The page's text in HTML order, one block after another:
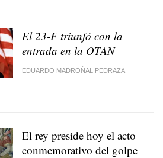
El 23-F triunfó con la
entrada en la OTAN
EDUARDO MADROÑAL PEDRAZA
El rey preside hoy el acto
conmemorativo del golpe